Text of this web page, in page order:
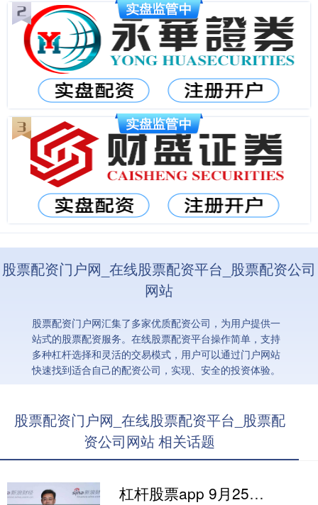
股票配资门户网_在线股票配资平台_股票配资公司
网站
股票配资门户网汇集了多家优质配资公司，为用户提供一
站式的股票配资服务。在线股票配资平台操作简单，支持
多种杠杆选择和灵活的交易模式，用户可以通过门户网站
快速找到适合自己的配资公司，实现、安全的投资体验。
股票配资门户网_在线股票配资平台_股票配
资公司网站 相关话题
杠杆股票app 9月25日基金净值：交银裕惠纯债债券最新净值1.1238，涨0.13%